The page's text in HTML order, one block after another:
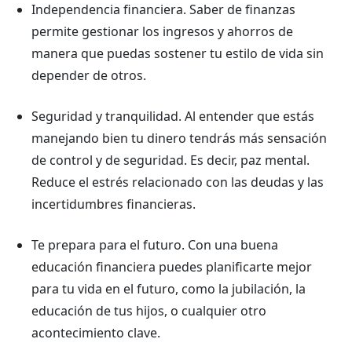
Independencia financiera. Saber de finanzas
permite gestionar los ingresos y ahorros de
manera que puedas sostener tu estilo de vida sin
depender de otros.
Seguridad y tranquilidad. Al entender que estás
manejando bien tu dinero tendrás más sensación
de control y de seguridad. Es decir, paz mental.
Reduce el estrés relacionado con las deudas y las
incertidumbres financieras.
Te prepara para el futuro. Con una buena
educación financiera puedes planificarte mejor
para tu vida en el futuro, como la jubilación, la
educación de tus hijos, o cualquier otro
acontecimiento clave.